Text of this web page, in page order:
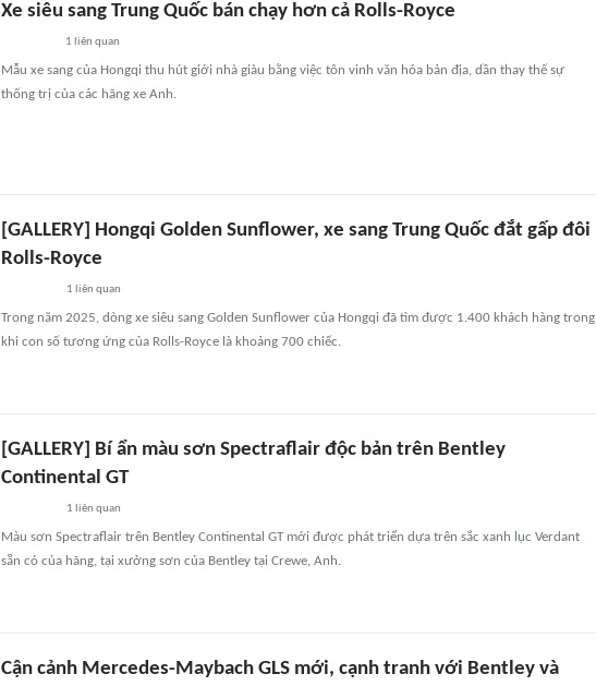
Xe siêu sang Trung Quốc bán chạy hơn cả Rolls-Royce
1 liên quan
Mẫu xe sang của Hongqi thu hút giới nhà giàu bằng việc tôn vinh văn hóa bản địa, dần thay thế sự
thống trị của các hãng xe Anh.
[GALLERY] Hongqi Golden Sunflower, xe sang Trung Quốc đắt gấp đôi
Rolls-Royce
1 liên quan
Trong năm 2025, dòng xe siêu sang Golden Sunflower của Hongqi đã tìm được 1.400 khách hàng trong
khi con số tương ứng của Rolls-Royce là khoảng 700 chiếc.
[GALLERY] Bí ẩn màu sơn Spectraflair độc bản trên Bentley
Continental GT
1 liên quan
Màu sơn Spectraflair trên Bentley Continental GT mới được phát triển dựa trên sắc xanh lục Verdant
sẵn có của hãng, tại xưởng sơn của Bentley tại Crewe, Anh.
Cận cảnh Mercedes-Maybach GLS mới, cạnh tranh với Bentley và